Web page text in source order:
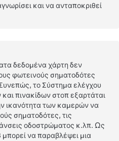
και να ανταποκριθεί
δεδομένα χάρτη δεν
φωτεινούς σηματοδότες
Συνεπώς, το Σύστημα ελέγχου
πινακίδων στοπ εξαρτάται
ικανότητα των καμερών να
σηματοδότες, τις
οδοστρώματος κ.λπ. Ως
μπορεί να παραβλέψει μια